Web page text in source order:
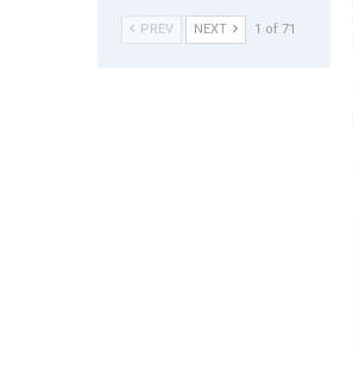
PREV NEXT 1 of 71